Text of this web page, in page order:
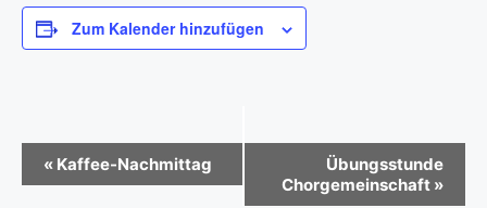
Zum Kalender hinzufügen
e
« Kaffee-Nachmittag
Übungsstunde
Chorgemeinschaft »